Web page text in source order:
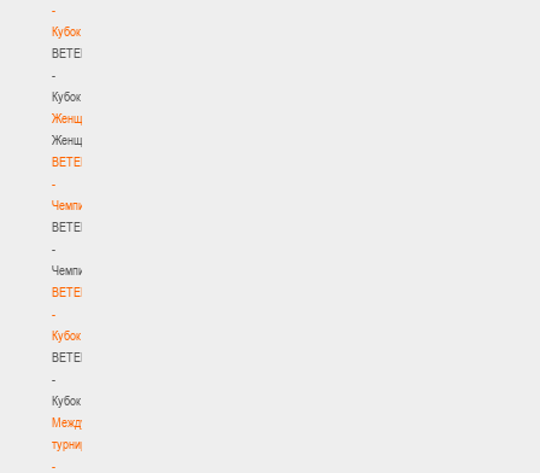
-
Кубок
BETERA
-
Кубок
Женщины
Женщины
BETERA
-
Чемпионат
BETERA
-
Чемпионат
BETERA
-
Кубок
BETERA
-
Кубок
Международный
турнир
-